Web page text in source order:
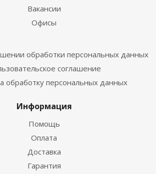
Вакансии
Офисы
обработки персональных данных
соглашение
обработку персональных данных
Информация
Помощь
Оплата
Доставка
Гарантия